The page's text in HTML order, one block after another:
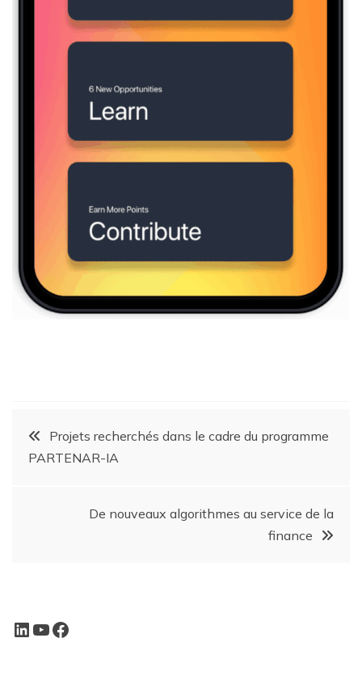
Projets recherchés dans le cadre du programme
PARTENAR-IA
De nouveaux algorithmes au service de la
finance